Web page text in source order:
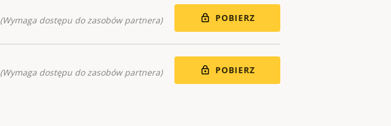
(Wymaga dostępu do zasobów partnera) POBIERZ
(Wymaga dostępu do zasobów partnera) POBIERZ